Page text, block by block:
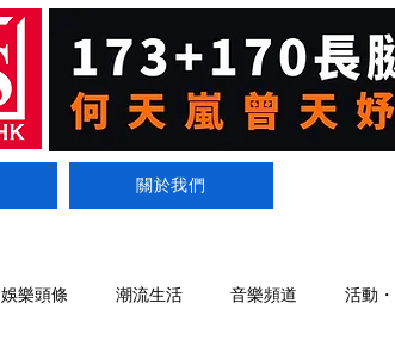
關於我們
娛樂頭條 潮流生活 音樂頻道 活動